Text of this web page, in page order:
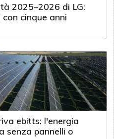
2025–2026 di LG:
cinque anni
ebitts: l'energia
senza pannelli o